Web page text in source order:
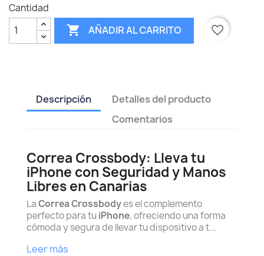
Cantidad
 AÑADIR AL CARRITO favorite_border
Descripción
Detalles del producto
Comentarios
Correa Crossbody: Lleva tu
iPhone con Seguridad y Manos
Libres en Canarias
LaCorrea Crossbodyes el complemento
perfecto para tuiPhone, ofreciendo una forma
cómoda y segura de llevar tu dispositivo a t...
Leer más